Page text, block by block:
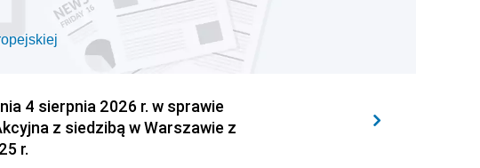
4 sierpnia 2026 r. w sprawie
z siedzibą w Warszawie z
r.